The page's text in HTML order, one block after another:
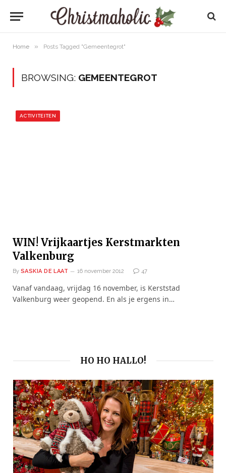
Home » Posts Tagged "Gemeentegrot"
BROWSING: GEMEENTEGROT
ACTIVITEITEN
WIN! Vrijkaartjes Kerstmarkten
Valkenburg
By SASKIA DE LAAT 16 november 2012 47
Vanaf vandaag, vrijdag 16 november, is Kerststad
Valkenburg weer geopend. En als je ergens in…
HO HO HALLO!